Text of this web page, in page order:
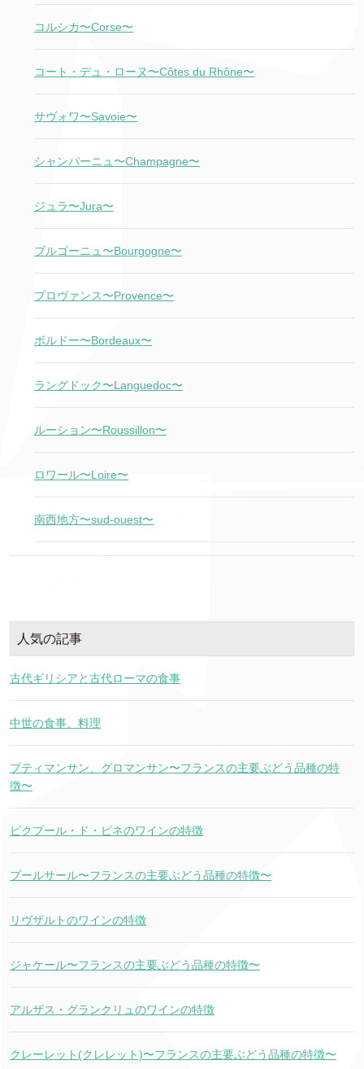
コルシカ〜Corse〜
コート・デュ・ローヌ〜Côtes du Rhône〜
サヴォワ〜Savoie〜
シャンパーニュ〜Champagne〜
ジュラ〜Jura〜
ブルゴーニュ〜Bourgogne〜
プロヴァンス〜Provence〜
ボルドー〜Bordeaux〜
ラングドック〜Languedoc〜
ルーション〜Roussillon〜
ロワール〜Loire〜
南西地方〜sud-ouest〜
人気の記事
古代ギリシアと古代ローマの食事
中世の食事、料理
プティマンサン、グロマンサン〜フランスの主要ぶどう品種の特
徴〜
ピクプール・ド・ピネのワインの特徴
プールサール〜フランスの主要ぶどう品種の特徴〜
リヴザルトのワインの特徴
ジャケール〜フランスの主要ぶどう品種の特徴〜
アルザス・グランクリュのワインの特徴
クレーレット(クレレット)〜フランスの主要ぶどう品種の特徴〜